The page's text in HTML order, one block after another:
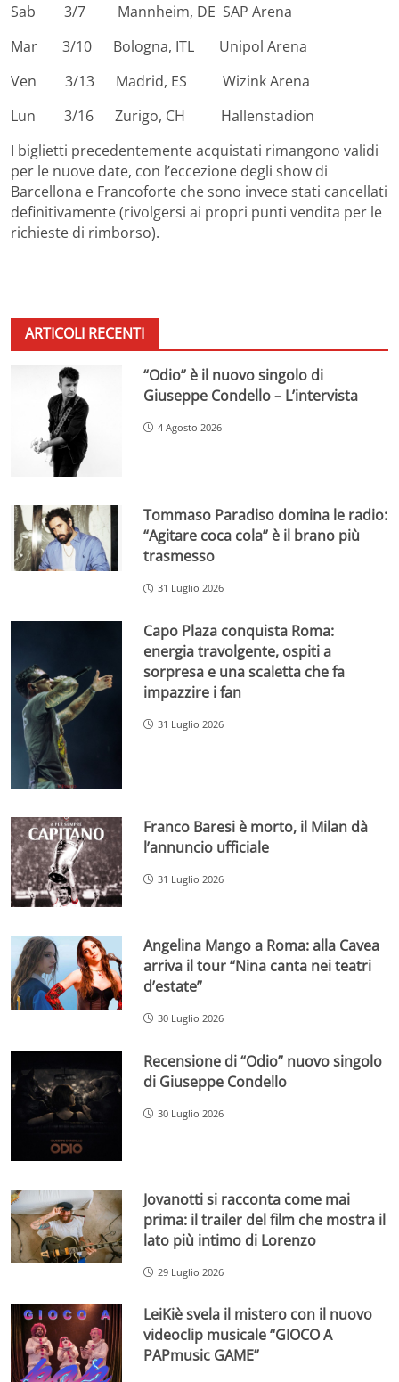
Sab 3/7 Mannheim, DE SAP Arena
Mar 3/10 Bologna, ITL Unipol Arena
Ven 3/13 Madrid, ES Wizink Arena
Lun 3/16 Zurigo, CH Hallenstadion
I biglietti precedentemente acquistati rimangono validi
per le nuove date, con l’eccezione degli show di
Barcellona e Francoforte che sono invece stati cancellati
definitivamente (rivolgersi ai propri punti vendita per le
richieste di rimborso).
ARTICOLI RECENTI
“Odio” è il nuovo singolo di
Giuseppe Condello – L’intervista
4 Agosto 2026
Tommaso Paradiso domina le radio:
“Agitare coca cola” è il brano più
trasmesso
31 Luglio 2026
Capo Plaza conquista Roma:
energia travolgente, ospiti a
sorpresa e una scaletta che fa
impazzire i fan
31 Luglio 2026
Franco Baresi è morto, il Milan dà
l’annuncio ufficiale
31 Luglio 2026
Angelina Mango a Roma: alla Cavea
arriva il tour “Nina canta nei teatri
d’estate”
30 Luglio 2026
Recensione di “Odio” nuovo singolo
di Giuseppe Condello
30 Luglio 2026
Jovanotti si racconta come mai
prima: il trailer del film che mostra il
lato più intimo di Lorenzo
29 Luglio 2026
LeiKiè svela il mistero con il nuovo
videoclip musicale “GIOCO A
PAPmusic GAME”